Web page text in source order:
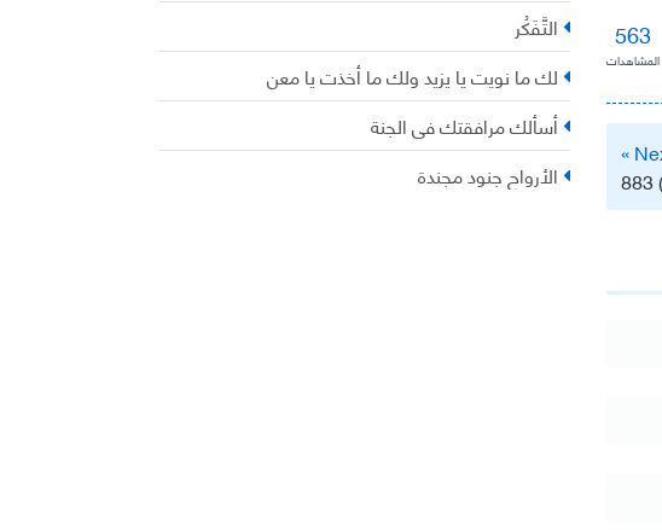
563
المشاهدات
التَّفَكُر
لك ما نويت يا يزيد ولك ما أخذت يا معن
أسألك مرافقتك في الجنة
الأرواح جنود مجندة